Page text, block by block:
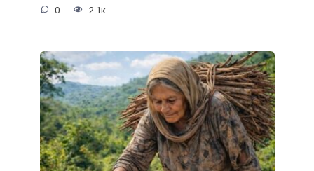
0 2.1к.